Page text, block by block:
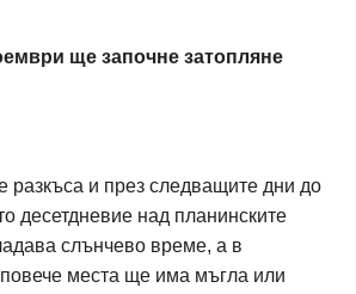
ще започне затопляне
разкъса и през следващите дни до
десетдневие над планинските
слънчево време, а в
места ще има мъгла или